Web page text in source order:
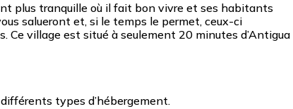
plus tranquille où il fait bon vivre et ses habitants
salueront et, si le temps le permet, ceux-ci
Ce village est situé à seulement 20 minutes d’Antigua
types d’hébergement.